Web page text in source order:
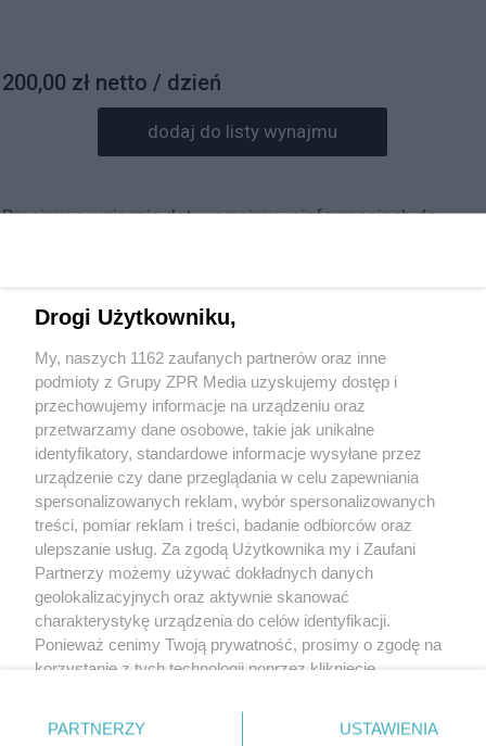
dodaj do listy wynajmu
200,00 zł netto / dzień
Prosimy o wpisanie daty wynajmu w informacjach do
Obiektyw FUJINON XA16SX8BRAM-XB1
16x Zoom Ratio
For 2/3" Format HD Sensors
End to End Zoom in 0.7 sec
Maximum Aperture at 8mm - f/1.9
Maximum Aperture at 128mm - f/2.8
sprzettv@grupazpr.pl
+48 781 818
293
Drogi Użytkowniku,
My, naszych 1162 zaufanych partnerów oraz inne
podmioty z Grupy ZPR Media uzyskujemy dostęp i
przechowujemy informacje na urządzeniu oraz
przetwarzamy dane osobowe, takie jak unikalne
identyfikatory, standardowe informacje wysyłane przez
urządzenie czy dane przeglądania w celu zapewniania
spersonalizowanych reklam, wybór spersonalizowanych
treści, pomiar reklam i treści, badanie odbiorców oraz
ulepszanie usług. Za zgodą Użytkownika my i Zaufani
Partnerzy możemy używać dokładnych danych
geolokalizacyjnych oraz aktywnie skanować
charakterystykę urządzenia do celów identyfikacji.
Ponieważ cenimy Twoją prywatność, prosimy o zgodę na
korzystanie z tych technologii poprzez kliknięcie
zmienić/wycofać klikając przycisk ustawień prywatności
PARTNERZY USTAWIENIA